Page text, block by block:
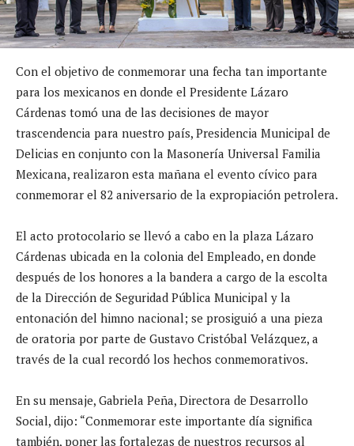
Con el objetivo de conmemorar una fecha tan importante
para los mexicanos en donde el Presidente Lázaro
Cárdenas tomó una de las decisiones de mayor
trascendencia para nuestro país, Presidencia Municipal de
Delicias en conjunto con la Masonería Universal Familia
Mexicana, realizaron esta mañana el evento cívico para
conmemorar el 82 aniversario de la expropiación petrolera.
El acto protocolario se llevó a cabo en la plaza Lázaro
Cárdenas ubicada en la colonia del Empleado, en donde
después de los honores a la bandera a cargo de la escolta
de la Dirección de Seguridad Pública Municipal y la
entonación del himno nacional; se prosiguió a una pieza
de oratoria por parte de Gustavo Cristóbal Velázquez, a
través de la cual recordó los hechos conmemorativos.
En su mensaje, Gabriela Peña, Directora de Desarrollo
Social, dijo: “Conmemorar este importante día significa
también, poner las fortalezas de nuestros recursos al